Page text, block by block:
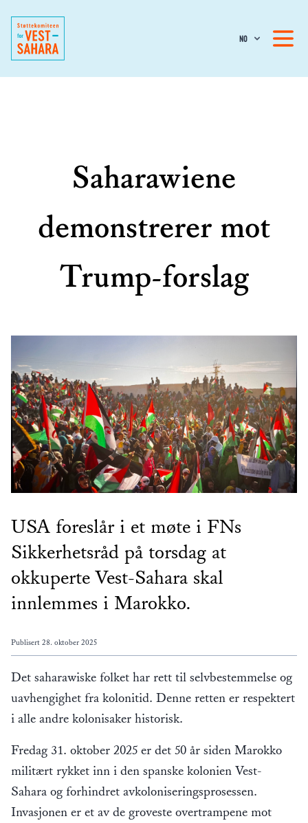
NO
Saharawiene
demonstrerer mot
Trump-forslag
USA foreslår i et møte i FNs
Sikkerhetsråd på torsdag at
okkuperte Vest-Sahara skal
innlemmes i Marokko.
Publisert 28. oktober 2025
Det saharawiske folket har rett til selvbestemmelse og
uavhengighet fra kolonitid. Denne retten er respektert
i alle andre kolonisaker historisk.
Fredag 31. oktober 2025 er det 50 år siden Marokko
militært rykket inn i den spanske kolonien Vest-
Sahara og forhindret avkoloniseringsprosessen.
Invasjonen er et av de groveste overtrampene mot